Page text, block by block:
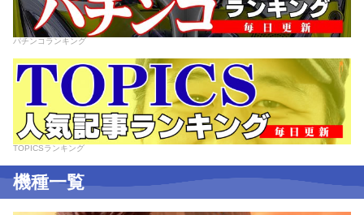
パチンコランキング
TOPICSランキング
機種一覧